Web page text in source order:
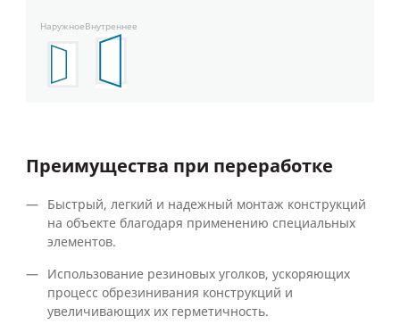
НаружноеВнутреннее
Преимущества при переработке
Быстрый, легкий и надежный монтаж конструкций
на объекте благодаря применению специальных
элементов.
Использование резиновых уголков, ускоряющих
процесс обрезинивания конструкций и
увеличивающих их герметичность.